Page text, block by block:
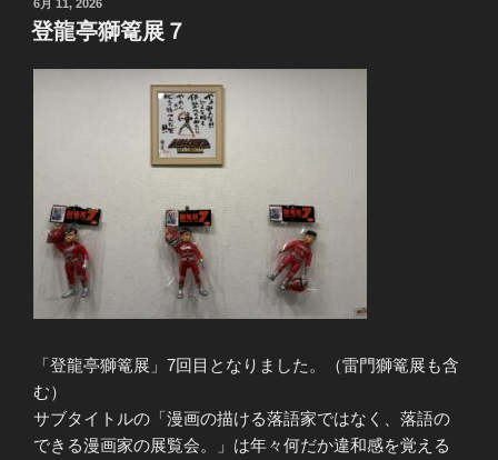
稿
日:
6月 11, 2026
登龍亭獅篭展７
「登龍亭獅篭展」7回目となりました。（雷門獅篭展も含
む）
サブタイトルの「漫画の描ける落語家ではなく、落語の
できる漫画家の展覧会。」は年々何だか違和感を覚える